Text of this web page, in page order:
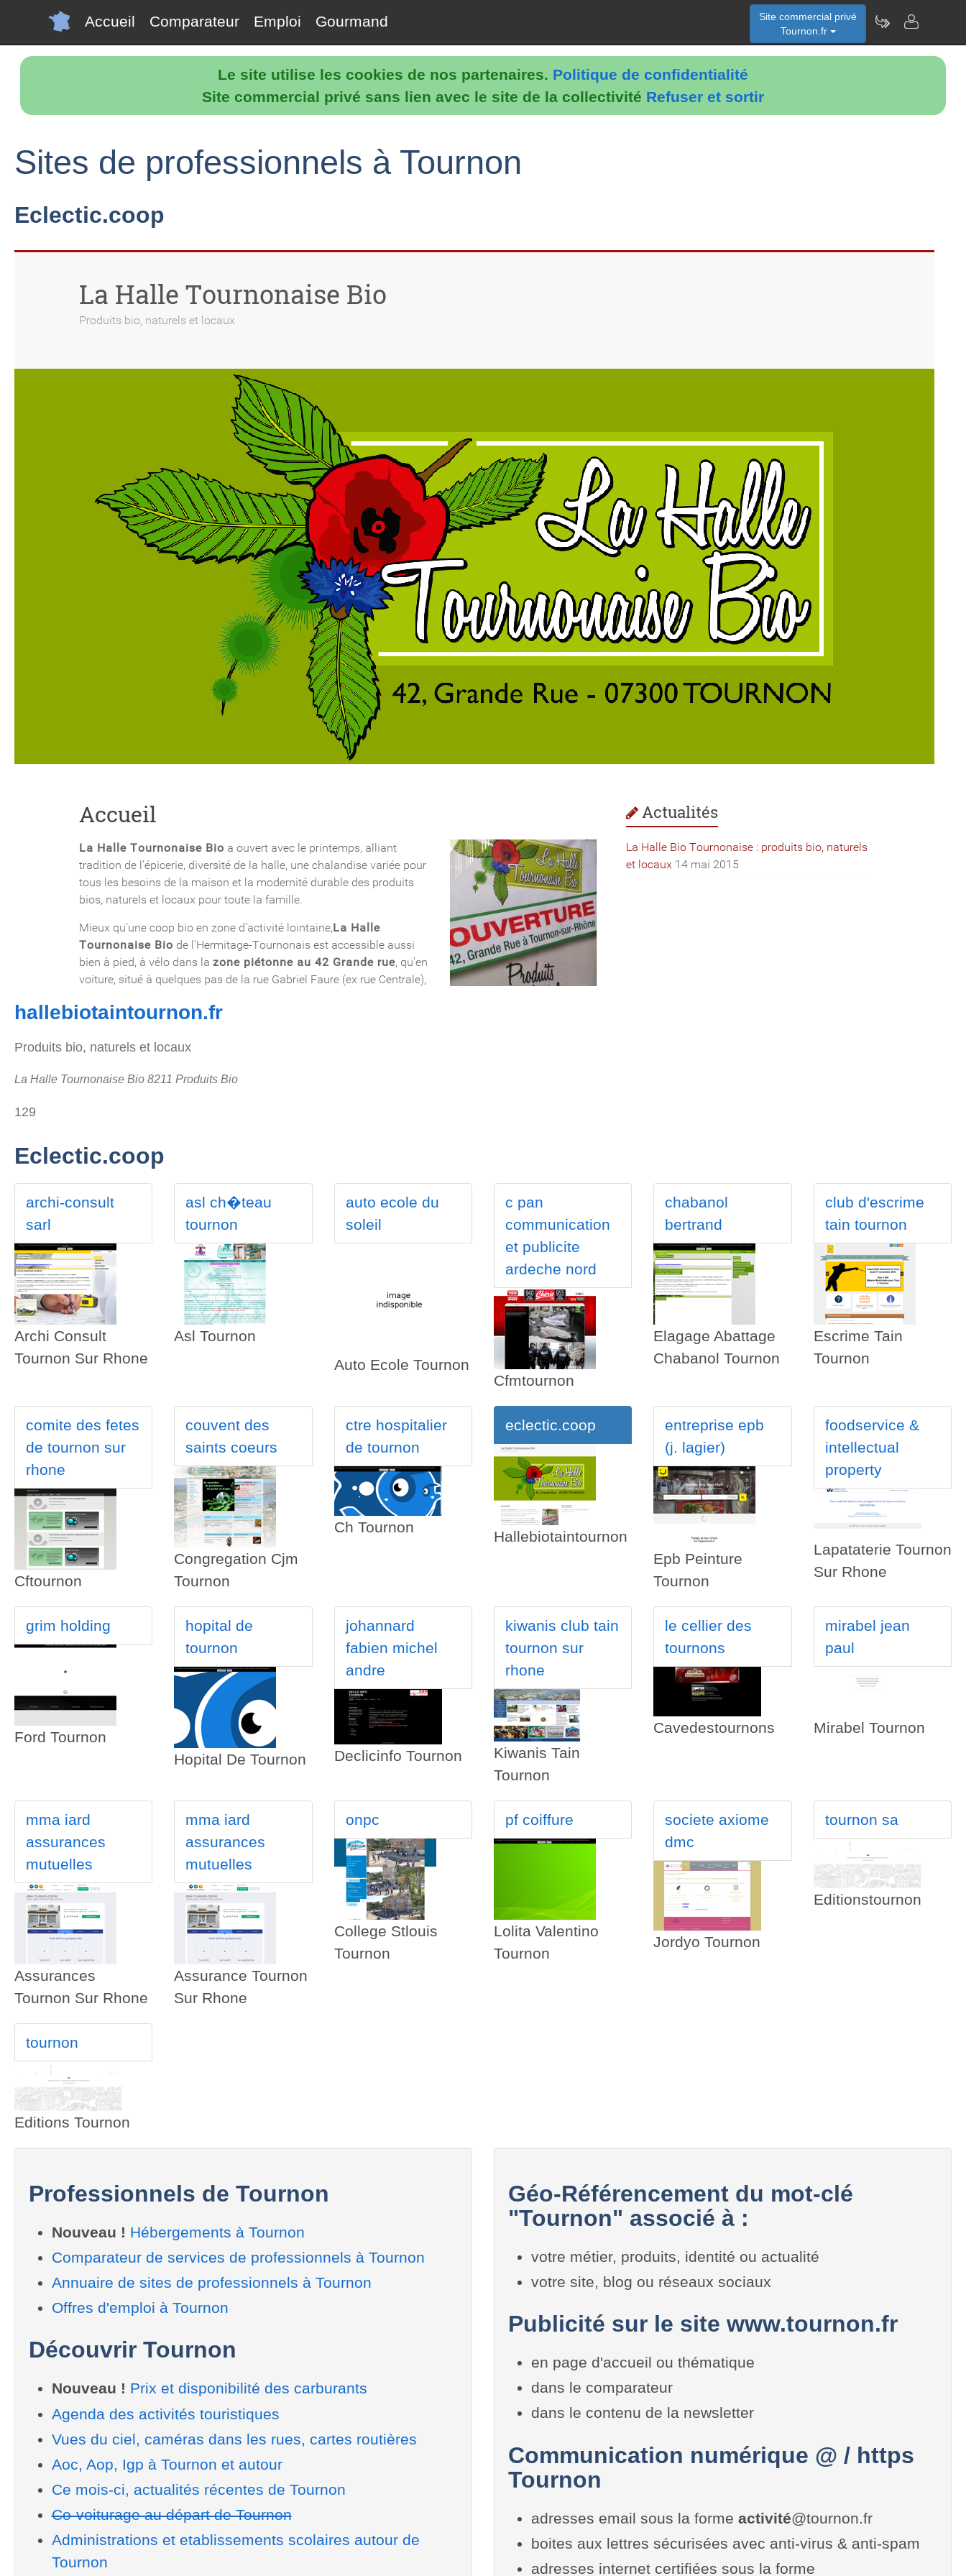
Le site utilise les cookies de nos partenaires. Politique de confidentialité
Site commercial privé sans lien avec le site de la collectivité Refuser et sortir
Accueil Comparateur Emploi Gourmand
Site commercial privé
Tournon.fr
Sites de professionnels à Tournon
Eclectic.coop
hallebiotaintournon.fr
Produits bio, naturels et locaux
La Halle Tournonaise Bio 8211 Produits Bio
129
Eclectic.coop
archi-consult
sarl
Archi Consult
Tournon Sur Rhone
asl ch�teau
tournon
Asl Tournon
auto ecole du
soleil
Auto Ecole Tournon
c pan
communication
et publicite
ardeche nord
Cfmtournon
chabanol
bertrand
Elagage Abattage
Chabanol Tournon
club d'escrime
tain tournon
Escrime Tain
Tournon
comite des fetes
de tournon sur
rhone
Cftournon
couvent des
saints coeurs
Congregation Cjm
Tournon
ctre hospitalier
de tournon
Ch Tournon
eclectic.coop
Hallebiotaintournon
entreprise epb
(j. lagier)
Epb Peinture
Tournon
foodservice &
intellectual
property
Lapataterie Tournon
Sur Rhone
grim holding
Ford Tournon
hopital de
tournon
Hopital De Tournon
johannard
fabien michel
andre
Declicinfo Tournon
kiwanis club tain
tournon sur
rhone
Kiwanis Tain
Tournon
le cellier des
tournons
Cavedestournons
mirabel jean
paul
Mirabel Tournon
mma iard
assurances
mutuelles
Assurances
Tournon Sur Rhone
mma iard
assurances
mutuelles
Assurance Tournon
Sur Rhone
onpc
College Stlouis
Tournon
pf coiffure
Lolita Valentino
Tournon
societe axiome
dmc
Jordyo Tournon
tournon sa
Editionstournon
tournon
Editions Tournon
Professionnels de Tournon
Nouveau ! Hébergements à Tournon
Comparateur de services de professionnels à Tournon
Annuaire de sites de professionnels à Tournon
Offres d'emploi à Tournon
Découvrir Tournon
Nouveau ! Prix et disponibilité des carburants
Agenda des activités touristiques
Vues du ciel, caméras dans les rues, cartes routières
Aoc, Aop, Igp à Tournon et autour
Ce mois-ci, actualités récentes de Tournon
Co-voiturage au départ de Tournon
Administrations et etablissements scolaires autour de
Tournon
Géo-Référencement du mot-clé
"Tournon" associé à :
votre métier, produits, identité ou actualité
votre site, blog ou réseaux sociaux
Publicité sur le site www.tournon.fr
en page d'accueil ou thématique
dans le comparateur
dans le contenu de la newsletter
Communication numérique @ / https
Tournon
adresses email sous la forme activité@tournon.fr
boites aux lettres sécurisées avec anti-virus & anti-spam
adresses internet certifiées sous la forme